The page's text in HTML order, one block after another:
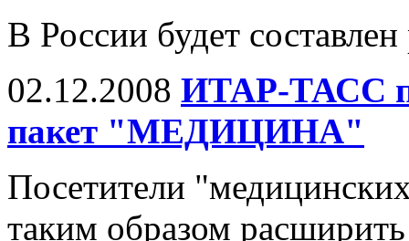
В России будет
02.12.2008 ИТАР-ТАСС
пакет "МЕДИЦИНА"
Посетители
таким образом